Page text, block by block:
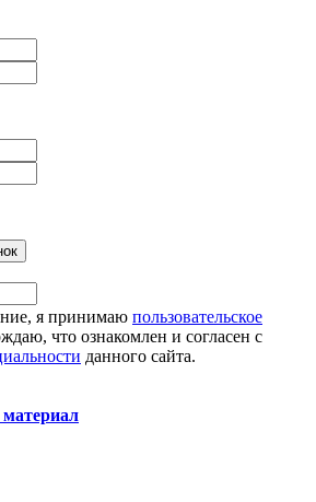
я принимаю пользовательское
что ознакомлен и согласен с
данного сайта.